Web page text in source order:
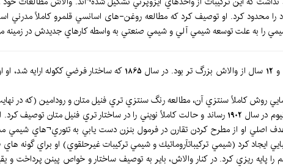
را محدود كرد. او توصيف كرد كه مطالعه روغن-های اسانسي قلمرو كاملاً مدرني
را به علت توسعه شيمي آلي و شيمي صنعتي به واسطه كارهاي جديدش در زمينه
آدولف باير در آزمايشگاه ككوله كار میکرد و 12 سال از
روش كاملاً سنتزي آن، مطالعه رنگ سنتزي تري فنيل متان و رودامين (كه در
گسترش شيمي آلي فلزي شد. براي مدت
اصلي او از مطرح كردن تقارن در فرمول بنزن دست يابي به تئوري¬هاي شيمي
ايجاد كرد (شيمي تركيباتآروماتيك و شيمي تركيبات غيرحلقوي) او براي
اين علم را پايه ريزي كرد. در كنار والاش، باير به توصيف ساختار و خواص پينن